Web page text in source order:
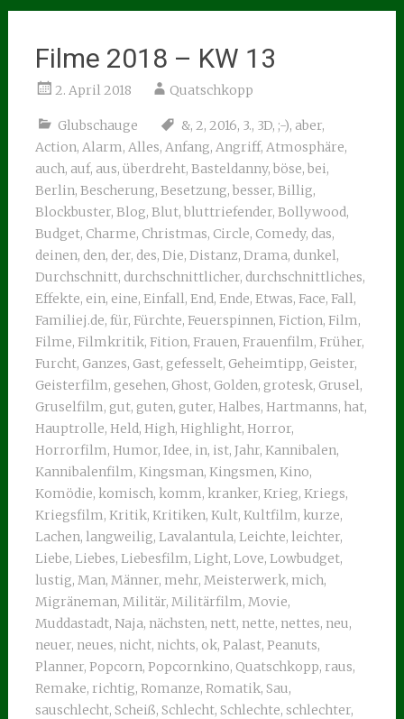
Filme 2018 – KW 13
2. April 2018 Quatschkopp
Glubschauge &, 2, 2016, 3., 3D, ;-), aber,
Action, Alarm, Alles, Anfang, Angriff, Atmosphäre,
auch, auf, aus, überdreht, Basteldanny, böse, bei,
Berlin, Bescherung, Besetzung, besser, Billig,
Blockbuster, Blog, Blut, bluttriefender, Bollywood,
Budget, Charme, Christmas, Circle, Comedy, das,
deinen, den, der, des, Die, Distanz, Drama, dunkel,
Durchschnitt, durchschnittlicher, durchschnittliches,
Effekte, ein, eine, Einfall, End, Ende, Etwas, Face, Fall,
Familiej.de, für, Fürchte, Feuerspinnen, Fiction, Film,
Filme, Filmkritik, Fition, Frauen, Frauenfilm, Früher,
Furcht, Ganzes, Gast, gefesselt, Geheimtipp, Geister,
Geisterfilm, gesehen, Ghost, Golden, grotesk, Grusel,
Gruselfilm, gut, guten, guter, Halbes, Hartmanns, hat,
Hauptrolle, Held, High, Highlight, Horror,
Horrorfilm, Humor, Idee, in, ist, Jahr, Kannibalen,
Kannibalenfilm, Kingsman, Kingsmen, Kino,
Komödie, komisch, komm, kranker, Krieg, Kriegs,
Kriegsfilm, Kritik, Kritiken, Kult, Kultfilm, kurze,
Lachen, langweilig, Lavalantula, Leichte, leichter,
Liebe, Liebes, Liebesfilm, Light, Love, Lowbudget,
lustig, Man, Männer, mehr, Meisterwerk, mich,
Migräneman, Militär, Militärfilm, Movie,
Muddastadt, Naja, nächsten, nett, nette, nettes, neu,
neuer, neues, nicht, nichts, ok, Palast, Peanuts,
Planner, Popcorn, Popcornkino, Quatschkopp, raus,
Remake, richtig, Romanze, Romatik, Sau,
sauschlecht, Scheiß, Schlecht, Schlechte, schlechter,